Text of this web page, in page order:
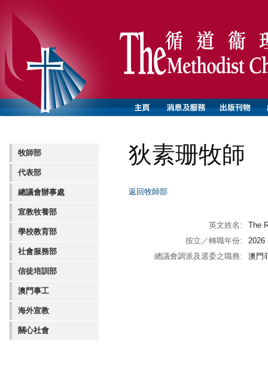
牧師部
代表部
總議會辦事處
宣教牧養部
學校教育部
社會服務部
信徒培訓部
澳門事工
海外宣教
關心社會
狄素珊牧師
返回牧師部
英文姓名:
The
按立／轉職年份:
2026
總議會調派及選委之職務:
澳門